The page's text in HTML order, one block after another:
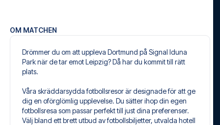
OM MATCHEN
Drömmer du om att uppleva Dortmund på Signal Iduna
Park när de tar emot Leipzig? Då har du kommit till rätt
plats.
Våra skräddarsydda fotbollsresor är designade för att ge
dig en oförglömlig upplevelse. Du sätter ihop din egen
fotbollsresa som passar perfekt till just dina preferenser.
Välj bland ett brett utbud av fotbollsbiljetter, utvalda hotell